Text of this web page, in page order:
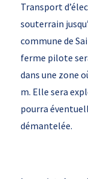
Transport
souterrain
commune de
ferme pilote
dans une zone
m. Elle sera
pourra
démantelée.